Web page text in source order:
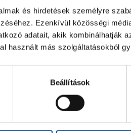
és hirdetések személyre
Ezenkívül közösségi
adatait, akik kombinálhatják
használt más szolgáltatásokból
Beállítások